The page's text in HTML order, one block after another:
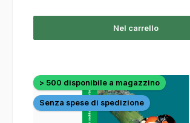
Nel carrello
> 500 disponibile a magazzino
Senza spese di spedizione